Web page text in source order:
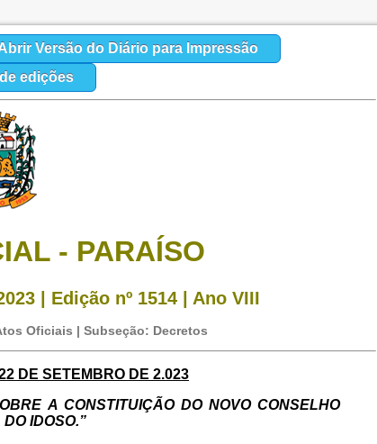
Versão do Diário para Impressão
edições
- PARAÍSO
| Edição nº 1514 | Ano VIII
Oficiais | Subseção: Decretos
DE SETEMBRO DE 2.023
A CONSTITUIÇÃO DO NOVO CONSELHO
IDOSO.”